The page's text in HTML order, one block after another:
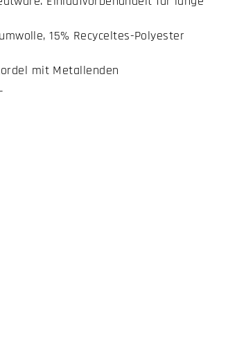
15% Recyceltes-Polyester
mit Metallenden